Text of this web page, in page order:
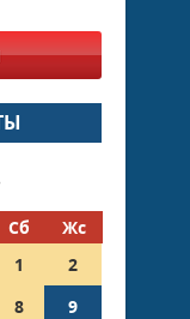
Сб
Жс
1
2
8
9